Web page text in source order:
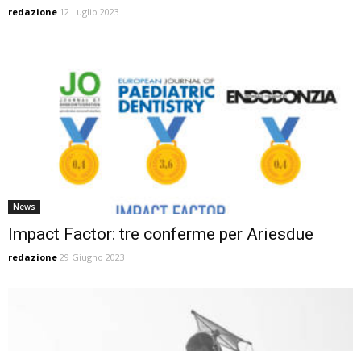
redazione 12 Luglio 2023
News
Impact Factor: tre conferme per Ariesdue
redazione 29 Giugno 2023